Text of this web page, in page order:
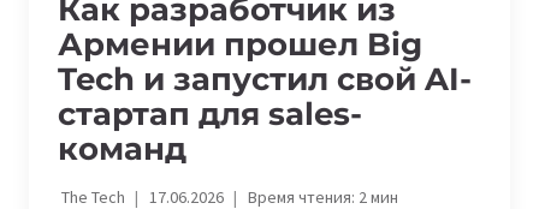
Как разработчик из
Армении прошел Big
Tech и запустил свой AI-
стартап для sales-
команд
The Tech 17.06.2026 Время чтения: 2мин